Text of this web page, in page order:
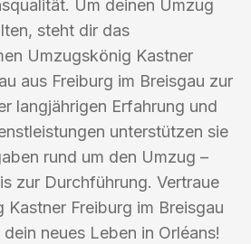
Um deinen Umzug
steht dir das
Umzugskönig Kastner
aus Freiburg im Breisgau zur
langjährigen Erfahrung und
unterstützen sie
rund um den Umzug –
zur Durchführung. Vertraue
Kastner Freiburg im Breisgau
neues Leben in Orléans!